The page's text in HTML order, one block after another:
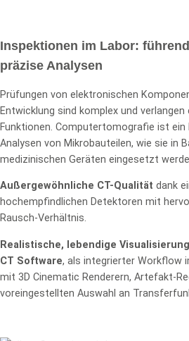
Inspektionen im Labor:
präzise Analysen
Prüfungen von elektronischen
Entwicklung sind komplex und
Funktionen. Computertomografie ist
Analysen von Mikrobauteilen, wie sie in
medizinischen Geräten eingesetzt
Außergewöhnliche CT-Qualität dank
hochempfindlichen Detektoren mit
Rausch-Verhältnis.
Realistische, lebendige
CT Software, als integrierter Workflow
mit 3D Cinematic Renderern, Artefakt-
voreingestellten Auswahl an